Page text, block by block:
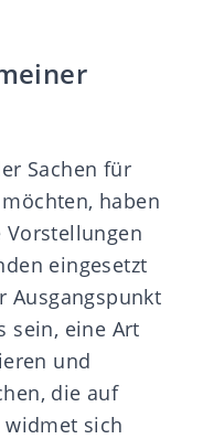
Sachen für
haben
eingesetzt
Ausgangspunkt
sein, eine Art
und
die auf
widmet sich